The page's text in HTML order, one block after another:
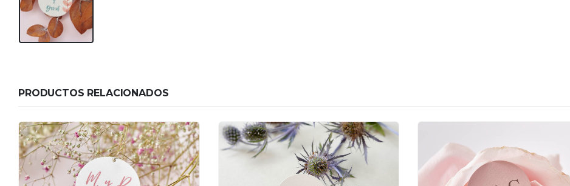
PRODUCTOS RELACIONADOS